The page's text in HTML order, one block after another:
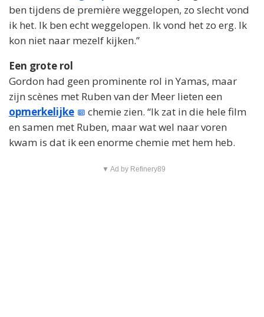
ben tijdens de première weggelopen, zo slecht vond
ik het. Ik ben echt weggelopen. Ik vond het zo erg. Ik
kon niet naar mezelf kijken.”
Een grote rol
Gordon had geen prominente rol in Yamas, maar
zijn scènes met Ruben van der Meer lieten een
opmerkelijke
chemie zien. “Ik zat in die hele film
en samen met Ruben, maar wat wel naar voren
kwam is dat ik een enorme chemie met hem heb.
▼ Ad by Refinery89